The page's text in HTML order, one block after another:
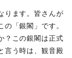
ります。皆さんが
「銀閣」です。
？この銀閣は正式
言う時は、観音殿